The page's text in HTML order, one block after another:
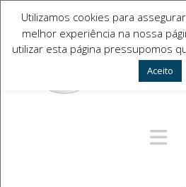
Utilizamos cookies para
melhor experiência na nossa
utilizar esta página pressupomos
Aceito